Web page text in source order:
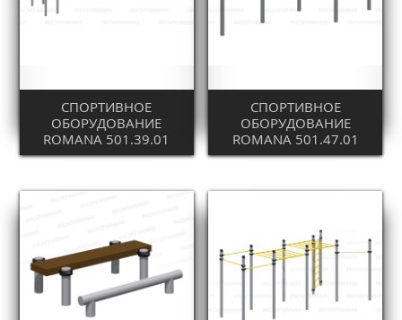
СПОРТИВНОЕ
ОБОРУДОВАНИЕ
ROMANA 501.39.01
СПОРТИВНОЕ
ОБОРУДОВАНИЕ
ROMANA 501.47.01